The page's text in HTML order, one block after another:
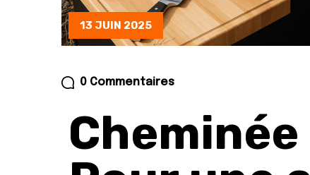
13 JUIN 2025
0 Commentaires
Cheminée